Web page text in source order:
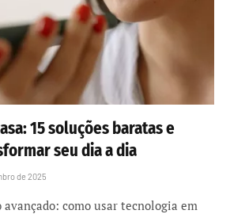
15 soluções baratas e
seu dia a dia
de 2025
como usar tecnologia em